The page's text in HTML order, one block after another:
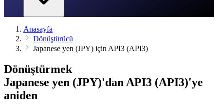
Anasayfa
Dönüştürücü
Japanese yen (JPY) için API3 (API3)
Dönüştürmek
Japanese yen (JPY)'dan API3 (API3)'ye
aniden